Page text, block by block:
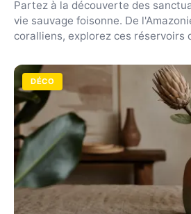
Partez à la découverte des
vie sauvage foisonne. De
coralliens, explorez ces réservoirs
DÉCO